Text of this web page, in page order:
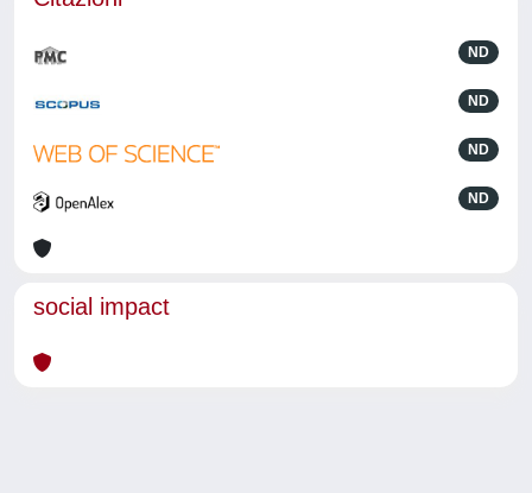
ND
ND
ND
ND
social impact